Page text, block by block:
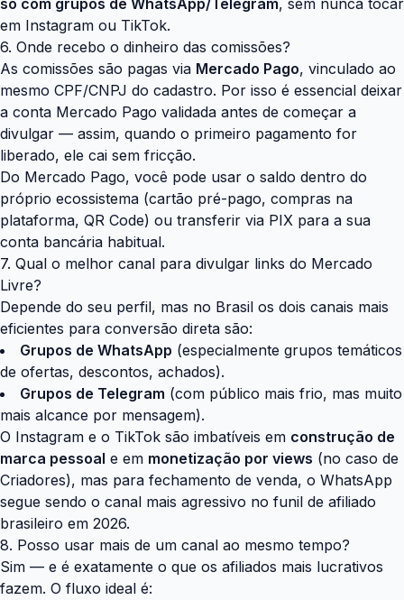
só com grupos de WhatsApp/Telegram, sem nunca tocar
em Instagram ou TikTok.
6. Onde recebo o dinheiro das comissões?
As comissões são pagas via Mercado Pago, vinculado ao
mesmo CPF/CNPJ do cadastro. Por isso é essencial deixar
a conta Mercado Pago validada antes de começar a
divulgar — assim, quando o primeiro pagamento for
liberado, ele cai sem fricção.
Do Mercado Pago, você pode usar o saldo dentro do
próprio ecossistema (cartão pré-pago, compras na
plataforma, QR Code) ou transferir via PIX para a sua
conta bancária habitual.
7. Qual o melhor canal para divulgar links do Mercado
Livre?
Depende do seu perfil, mas no Brasil os dois canais mais
eficientes para conversão direta são:
Grupos de WhatsApp (especialmente grupos temáticos
de ofertas, descontos, achados).
Grupos de Telegram (com público mais frio, mas muito
mais alcance por mensagem).
O Instagram e o TikTok são imbatíveis em construção de
marca pessoal e em monetização por views (no caso de
Criadores), mas para fechamento de venda, o WhatsApp
segue sendo o canal mais agressivo no funil de afiliado
brasileiro em 2026.
8. Posso usar mais de um canal ao mesmo tempo?
Sim — e é exatamente o que os afiliados mais lucrativos
fazem. O fluxo ideal é: